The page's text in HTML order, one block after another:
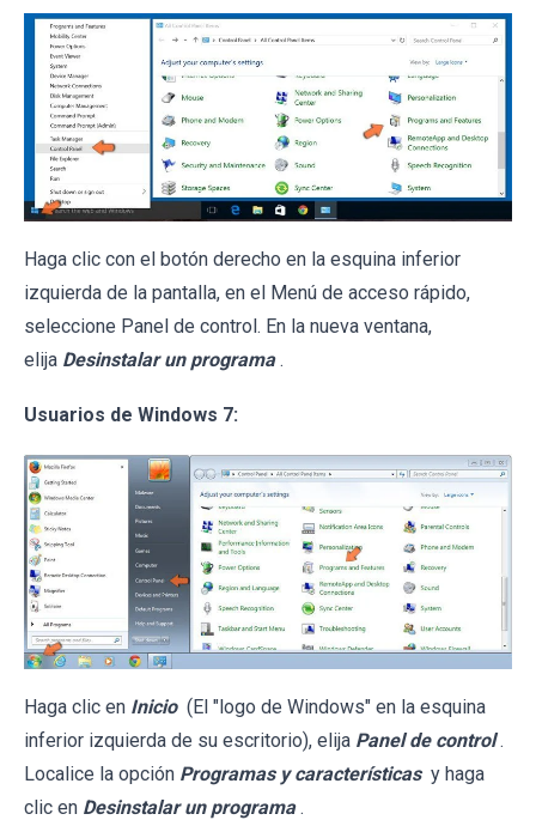
Haga clic con el botón derecho en la esquina inferior
izquierda de la pantalla, en el Menú de acceso rápido,
seleccione Panel de control. En la nueva ventana,
elija Desinstalar un programa .
Usuarios de Windows 7:
Haga clic en Inicio (El "logo de Windows" en la esquina
inferior izquierda de su escritorio), elija Panel de control .
Localice la opción Programas y características y haga
clic en Desinstalar un programa .